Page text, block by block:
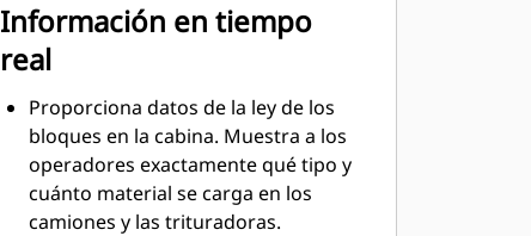
Información en tiempo
real
Proporciona datos de la ley de los
bloques en la cabina. Muestra a los
operadores exactamente qué tipo y
cuánto material se carga en los
camiones y las trituradoras.